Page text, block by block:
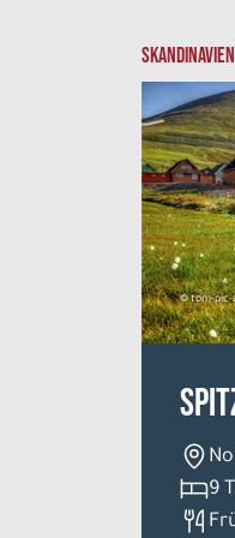
SKANDINAVIEN
© tom-pic-
9